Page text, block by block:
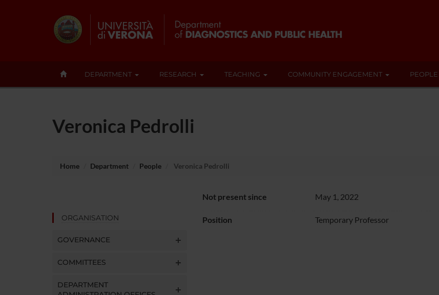
DEPARTMENT RESEARCH TEACHING COMMUNITY ENGAGEMENT PEOPLE
Veronica Pedrolli
Home Department People Veronica Pedrolli
ORGANISATION
GOVERNANCE
COMMITTEES
DEPARTMENT
Not present since May 1, 2022
Position Temporary Professor